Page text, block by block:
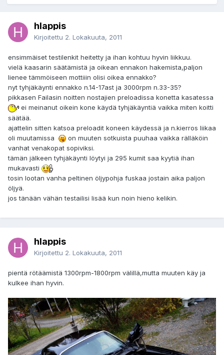
hlappis
Kirjoitettu 2. Lokakuuta, 2011
ensimmäiset testilenkit heitetty ja ihan kohtuu hyvin liikkuu.
vielä kaasarin säätämistä ja oikean ennakon hakemista,paljon
lienee tämmöiseen mottiiin olisi oikea ennakko?
nyt tyhjäkäynti ennakko n.14-17ast ja 3000rpm n.33-35?
pikkasen Failasin noitten nostajien preloadissa konetta kasatessa
ei meinanut oikein kone käydä tyhjäkäyntiä vaikka miten koitti
säätää.
ajattelin sitten katsoa preloadit koneen käydessä ja n.kierros liikaa
oli muutamissa
on muuten sotkuista puuhaa vaikka rälläköin
vanhat venakopat sopiviksi.
tämän jälkeen tyhjäkäynti löytyi ja 295 kumit saa kyytiä ihan
mukavasti
tosin lootan vanha peltinen öljypohja fuskaa jostain aika paljon
öljyä.
jos tänään vähän testailisi lisää kun noin hieno kelikin.
hlappis
Kirjoitettu 2. Lokakuuta, 2011
pientä rötäämistä 1300rpm-1800rpm välillä,mutta muuten käy ja
kulkee ihan hyvin.